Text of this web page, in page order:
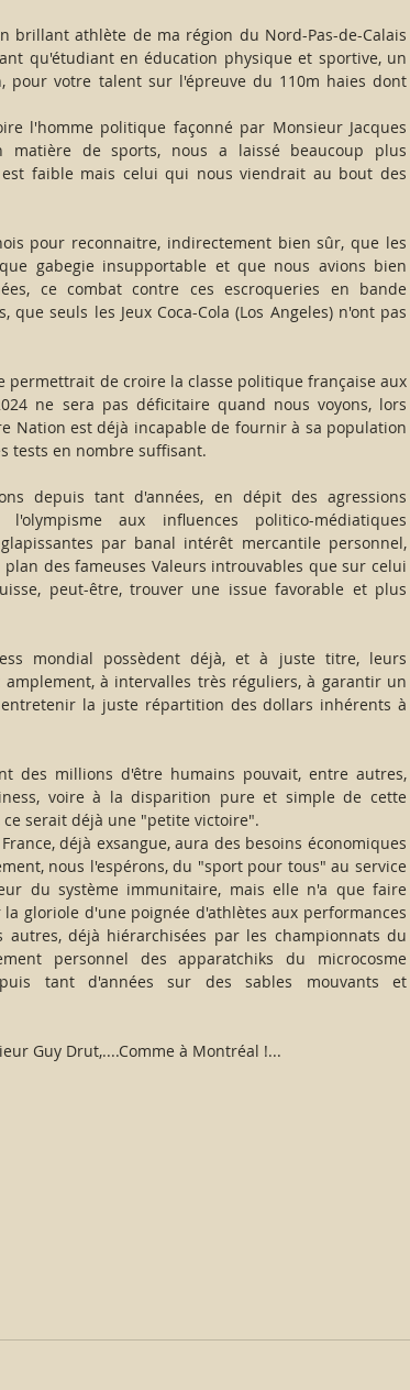
brillant athlète de ma région du Nord-Pas-de-Calais
qu'étudiant en éducation physique et sportive, un
pour votre talent sur l'épreuve du 110m haies dont
l'homme politique façonné par Monsieur Jacques
matière de sports, nous a laissé beaucoup plus
faible mais celui qui nous viendrait au bout des
pour reconnaitre, indirectement bien sûr, que les
gabegie insupportable et que nous avions bien
ce combat contre ces escroqueries en bande
seuls les Jeux Coca-Cola (Los Angeles) n'ont pas
permettrait de croire la classe politique française aux
ne sera pas déficitaire quand nous voyons, lors
Nation est déjà incapable de fournir à sa population
tests en nombre suffisant.
depuis tant d'années, en dépit des agressions
aux influences politico-médiatiques
par banal intérêt mercantile personnel,
des fameuses Valeurs introuvables que sur celui
peut-être, trouver une issue favorable et plus
mondial possèdent déjà, et à juste titre, leurs
à intervalles très réguliers, à garantir un
la juste répartition des dollars inhérents à
des millions d'être humains pouvait, entre autres,
voire à la disparition pure et simple de cette
serait déjà une "petite victoire".
déjà exsangue, aura des besoins économiques
nous l'espérons, du "sport pour tous" au service
du système immunitaire, mais elle n'a que faire
gloriole d'une poignée d'athlètes aux performances
déjà hiérarchisées par les championnats du
personnel des apparatchiks du microcosme
tant d'années sur des sables mouvants et
Guy Drut,....Comme à Montréal !...